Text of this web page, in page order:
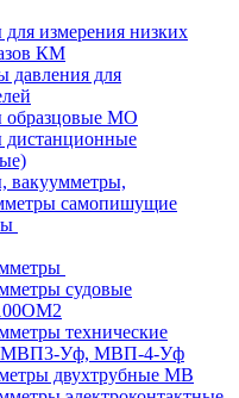
измерения низких
КМ
давления для
образцовые МО
вакуумметры,
самопишущие
судовые
технические
Уф, МВП-4-Уф
двухтрубные МВ